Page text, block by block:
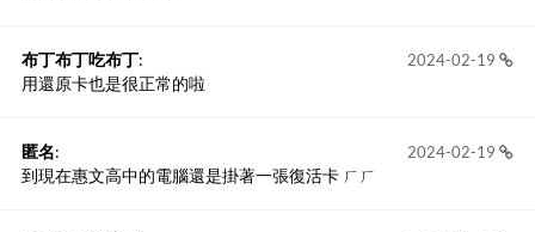
2024-02-19
布丁布丁吃布丁:
用還原卡也是很正常的啦
2024-02-19
匿名:
到現在惠文高中的電腦還是掛著一張復活卡 ㄏㄏ